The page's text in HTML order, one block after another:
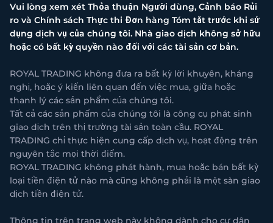
Vui lòng xem xét Thỏa thuận Người dùng, Cảnh báo Rủi
ro và Chính sách Thực thi Đơn hàng Tóm tắt trước khi sử
dụng dịch vụ của chúng tôi. Nhà giao dịch không sở hữu
hoặc có bất kỳ quyền nào đối với các tài sản cơ bản.
ROYAL TRADING không đưa ra bất kỳ lời khuyên, kháng
nghị, hoặc ý kiến liên quan đến việc mua, giữa hoặc
thanh lý các sản phẩm của chúng tôi.
Tất cả các sản phẩm của chúng tôi là công cụ phát sinh
giao dịch trên thị trường tài sản toàn cầu. ROYAL
TRADING chỉ thực hiện cung cấp dịch vụ, hoạt động trên
nguyên tắc mọi thời điểm.
ROYAL TRADING không phát hành, mua hoặc bán bất kỳ
loại tiền điện tử nào mà cũng không phải là một sàn giao
dịch tiền điện tử.
Thông tin trên trang web này không dành cho cư dân